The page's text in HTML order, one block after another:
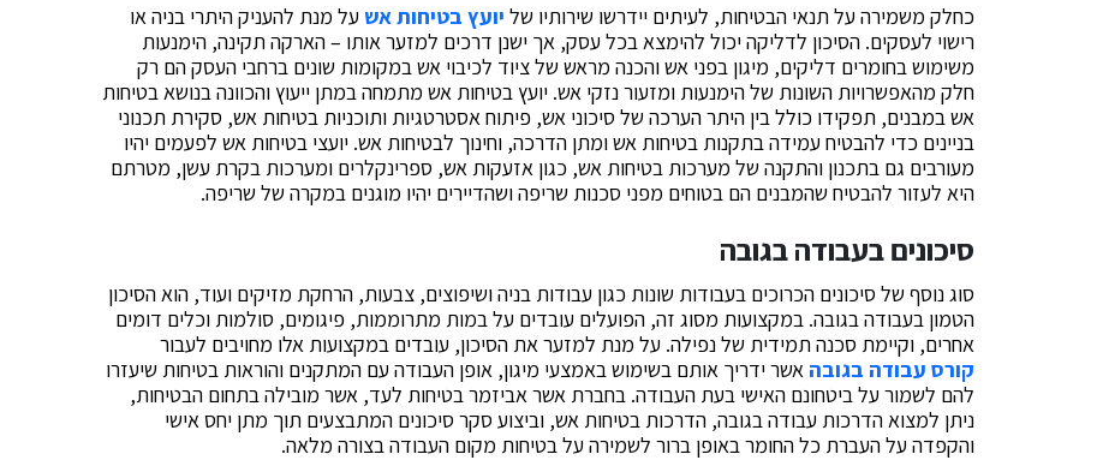
כחלק משמירה על תנאי הבטיחות, לעיתים יידרשו שירותיו של יועץ בטיחות אש על מנת להעניק היתרי בניה או
רישוי לעסקים. הסיכון לדליקה יכול להימצא בכל עסק, אך ישנן דרכים למזער אותו – הארקה תקינה, הימנעות
משימוש בחומרים דליקים, מיגון בפני אש והכנה מראש של ציוד לכיבוי אש במקומות שונים ברחבי העסק הם רק
חלק מהאפשרויות השונות של הימנעות ומזעור נזקי אש. יועץ בטיחות אש מתמחה במתן ייעוץ והכוונה בנושא בטיחות
אש במבנים, תפקידו כולל בין היתר הערכה של סיכוני אש, פיתוח אסטרטגיות ותוכניות בטיחות אש, סקירת תכנוני
בניינים כדי להבטיח עמידה בתקנות בטיחות אש ומתן הדרכה, וחינוך לבטיחות אש. יועצי בטיחות אש לפעמים יהיו
מעורבים גם בתכנון והתקנה של מערכות בטיחות אש, כגון אזעקות אש, ספרינקלרים ומערכות בקרת עשן, מטרתם
היא לעזור להבטיח שהמבנים הם בטוחים מפני סכנות שריפה ושהדיירים יהיו מוגנים במקרה של שריפה.
סיכונים בעבודה בגובה
סוג נוסף של סיכונים הכרוכים בעבודות שונות כגון עבודות בניה ושיפוצים, צבעות, הרחקת מזיקים ועוד, הוא הסיכון
הטמון בעבודה בגובה. במקצועות מסוג זה, הפועלים עובדים על במות מתרוממות, פיגומים, סולמות וכלים דומים
אחרים, וקיימת סכנה תמידית של נפילה. על מנת למזער את הסיכון, עובדים במקצועות אלו מחויבים לעבור
קורס עבודה בגובה אשר ידריך אותם בשימוש באמצעי מיגון, אופן העבודה עם המתקנים והוראות בטיחות שיעזרו
להם לשמור על ביטחונם האישי בעת העבודה. בחברת אשר אביזמר בטיחות לעד, אשר מובילה בתחום הבטיחות,
ניתן למצוא הדרכות עבודה בגובה, הדרכות בטיחות אש, וביצוע סקר סיכונים המתבצעים תוך מתן יחס אישי
והקפדה על העברת כל החומר באופן ברור לשמירה על בטיחות מקום העבודה בצורה מלאה.